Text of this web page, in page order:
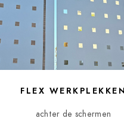
FLEX WERKPLEKKEN
achter de schermen